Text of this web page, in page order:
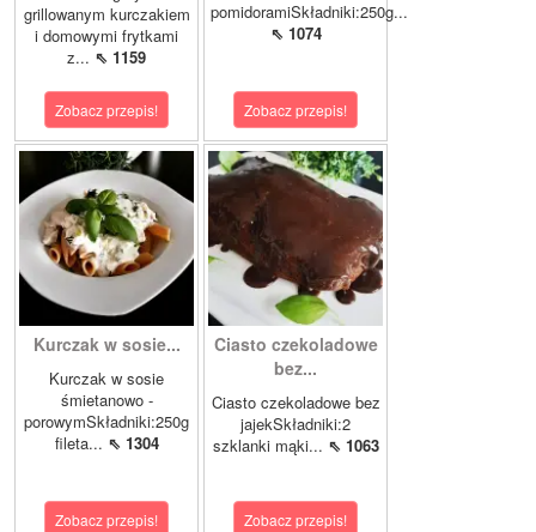
grillowanym kurczakiem
i domowymi frytkami
z... ⇖ 1159
Zobacz przepis!
pomidoramiSkładniki:250g...
⇖ 1074
Zobacz przepis!
Kurczak w sosie...
Kurczak w sosie
śmietanowo -
porowymSkładniki:250g
fileta... ⇖ 1304
Zobacz przepis!
Ciasto czekoladowe
bez...
Ciasto czekoladowe bez
jajekSkładniki:2
szklanki mąki... ⇖ 1063
Zobacz przepis!